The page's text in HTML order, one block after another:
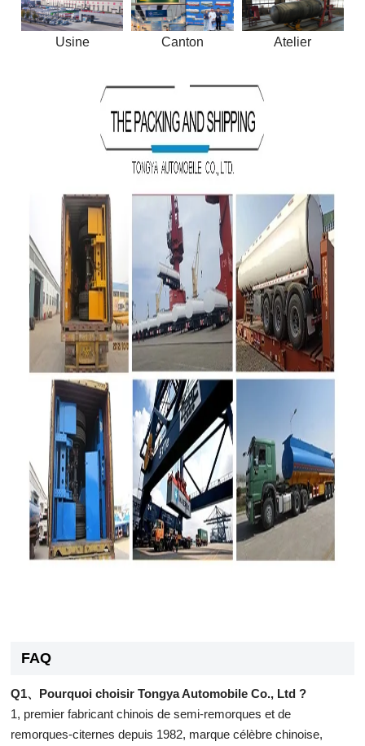
Usine Canton Atelier
FAQ
Q1、Pourquoi choisir Tongya Automobile Co., Ltd ?
1, premier fabricant chinois de semi-remorques et de
remorques-citernes depuis 1982, marque célèbre chinoise,